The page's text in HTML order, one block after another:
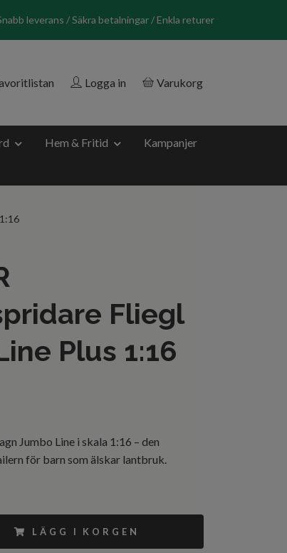
leverans / Säkra betalningar / Enkla returer
Logga in Varukorg
Hem & Fritid
Kampanjer
Fliegl
Plus 1:16
Jumbo Line i skala 1:16 – den
för barn som älskar lantbruk.
LÄGG I KORGEN